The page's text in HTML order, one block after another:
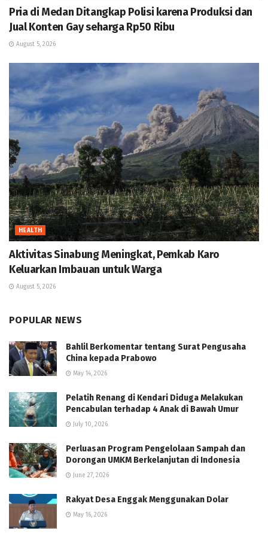
Pria di Medan Ditangkap Polisi karena Produksi dan
Jual Konten Gay seharga Rp50 Ribu
August 5, 2026
HEALTH
Aktivitas Sinabung Meningkat, Pemkab Karo
Keluarkan Imbauan untuk Warga
August 5, 2026
POPULAR NEWS
Bahlil Berkomentar tentang Surat Pengusaha
China kepada Prabowo
May 14, 2026
Pelatih Renang di Kendari Diduga Melakukan
Pencabulan terhadap 4 Anak di Bawah Umur
July 10, 2026
Perluasan Program Pengelolaan Sampah dan
Dorongan UMKM Berkelanjutan di Indonesia
June 27, 2026
Rakyat Desa Enggak Menggunakan Dolar
May 16, 2026